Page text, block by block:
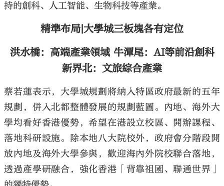
持的創科、人工智能、生物科技等產業。
精準布局|大學城三板塊各有定位
洪水橋：高端產業領域 牛潭尾：AI等前沿創科
新界北：文旅綜合產業
蔡若蓮表示，大學城規劃將納入特區政府最新的五年
規劃，併入北都整體發展的規劃藍圖。內地、海外大
學均看好香港優勢，希望在港設立校區、開辦課程、
落地科研設施。除本地八大院校外，政府會分階段開
放內地及海外大學參與，歡迎海內外院校聯合落地，
透過產學研融合，強化香港「背靠祖國、聯通世界」